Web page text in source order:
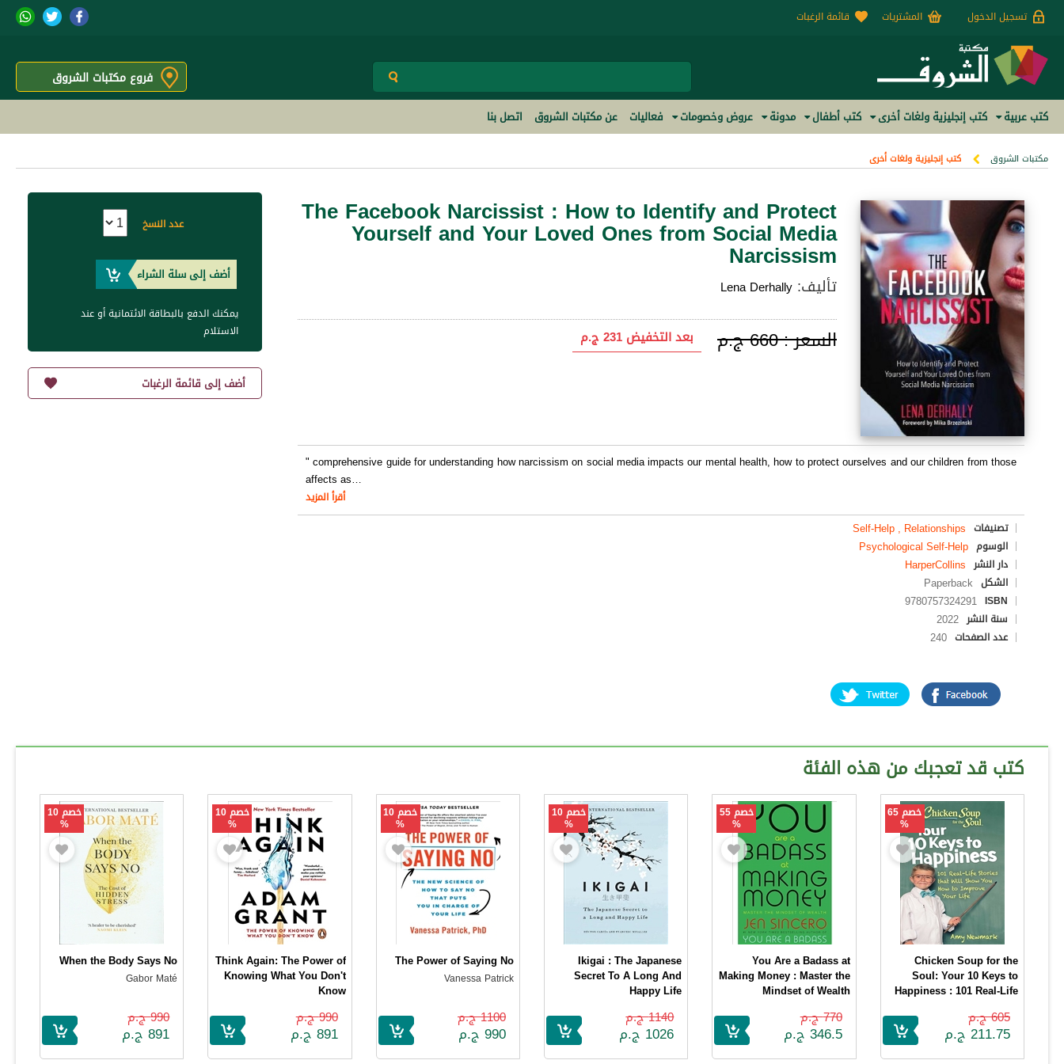
تسجيل الدخول المشتريات قائمة الرغبات
فروع مكتبات الشروق
كتب عربية كتب إنجليزية ولغات أخرى كتب أطفال مدونة عروض وخصومات فعاليات عن مكتبات الشروق اتصل بنا
مكتبات الشروق كتب إنجليزية ولغات أخرى
The Facebook Narcissist : How to Identify and Protect
Yourself and Your Loved Ones from Social Media
Narcissism
تأليف: Lena Derhally
السعر :660 ج.م بعد التخفيض 231 ج.م
" comprehensive guide for understanding how narcissism on social media impacts our mental health, how to protect ourselves and our children from those
affects as…
أقرأ المزيد
تصنيفات Self-Help , Relationships
الوسوم Psychological Self-Help
دار النشر HarperCollins
الشكل Paperback
ISBN
9780757324291
سنة النشر 2022
عدد الصفحات 240
عدد النسخ
أضف إلى سلة الشراء
يمكنك الدفع بالبطاقة الائتمانية أو عند
الاستلام
أضف إلى قائمة الرغبات
كتب قد تعجبك من هذه الفئة
خصم 65
%
Chicken Soup for the
Soul: Your 10 Keys to
Happiness : 101 Real-Life
How to Improve Your Life
Amy Newmark
605 ج.م
211.75 ج.م
خصم 55
%
You Are a Badass at
Making Money : Master the
Mindset of Wealth
Jen Sincero
770 ج.م
346.5 ج.م
خصم 10
%
Ikigai : The Japanese
Secret To A Long And
Happy Life
Hector Garcia
1140 ج.م
1026 ج.م
خصم 10
%
The Power of Saying No
Vanessa Patrick
1100 ج.م
990 ج.م
خصم 10
%
Think Again: The Power of
Knowing What You Don't
Know
Adam Grant
990 ج.م
891 ج.م
خصم 10
%
When the Body Says No
Gabor Maté
990 ج.م
891 ج.م